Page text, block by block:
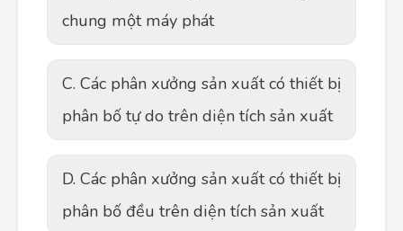
chung một máy phát
C. Các phân xưởng sản xuất có thiết bị
phân bố tự do trên diện tích sản xuất
D. Các phân xưởng sản xuất có thiết bị
phân bố đều trên diện tích sản xuất